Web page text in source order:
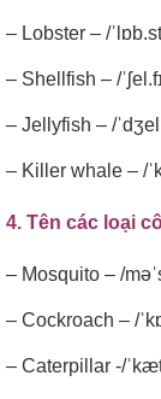
– Lobster – /
– Shellfish – /
– Jellyfish – /
– Killer whale – /
4. Tên các loại
– Mosquito – /
– Cockroach – /
– Caterpillar -/